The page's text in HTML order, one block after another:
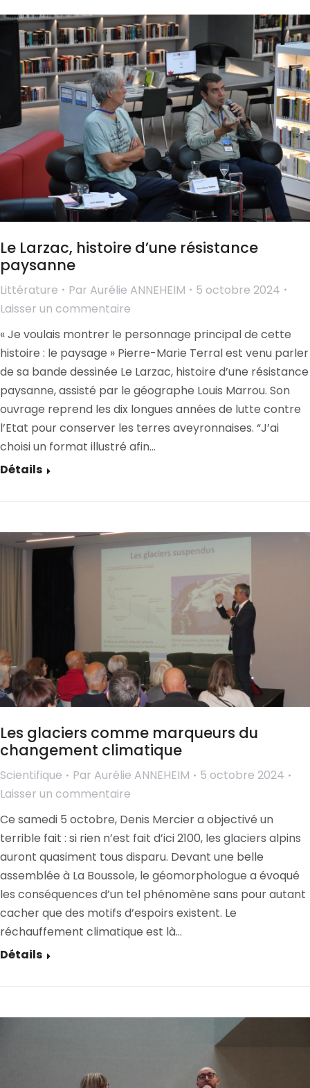
Le Larzac, histoire d’une résistance
paysanne
Littérature Par Aurélie ANNEHEIM
5 octobre 2024
Laisser un commentaire
« Je voulais montrer le personnage principal de cette
histoire : le paysage » Pierre-Marie Terral est venu parler
de sa bande dessinée Le Larzac, histoire d’une résistance
paysanne, assisté par le géographe Louis Marrou. Son
ouvrage reprend les dix longues années de lutte contre
l’Etat pour conserver les terres aveyronnaises. “J’ai
choisi un format illustré afin…
Détails
Les glaciers comme marqueurs du
changement climatique
Scientifique Par Aurélie ANNEHEIM
5 octobre 2024
Laisser un commentaire
Ce samedi 5 octobre, Denis Mercier a objectivé un
terrible fait : si rien n’est fait d’ici 2100, les glaciers alpins
auront quasiment tous disparu. Devant une belle
assemblée à La Boussole, le géomorphologue a évoqué
les conséquences d’un tel phénomène sans pour autant
cacher que des motifs d’espoirs existent. Le
réchauffement climatique est là…
Détails